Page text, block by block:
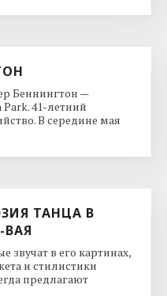
Беннингтон —
41-летний
В середине мая
ТАНЦА В
в его картинах,
и стилистики
предлагают